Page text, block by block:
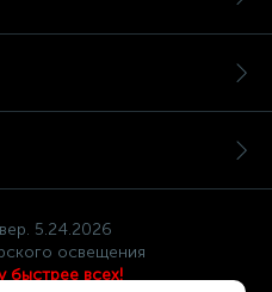
5.24.2026
освещения
быстрее всех!